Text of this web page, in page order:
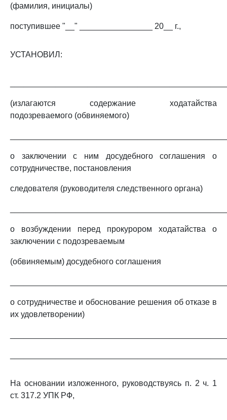
(фамилия, инициалы)
поступившее "__" ________________ 20__ г.,
УСТАНОВИЛ:
(излагаются содержание ходатайства
подозреваемого (обвиняемого)
о заключении с ним досудебного соглашения о
сотрудничестве, постановления
следователя (руководителя следственного органа)
о возбуждении перед прокурором ходатайства о
заключении с подозреваемым
(обвиняемым) досудебного соглашения
о сотрудничестве и обоснование решения об отказе в
их удовлетворении)
На основании изложенного, руководствуясь п. 2 ч. 1
ст. 317.2 УПК РФ,